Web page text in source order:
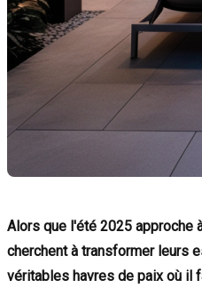
Alors que l'été 2025 approche
cherchent à transformer leurs
véritables havres de paix où il